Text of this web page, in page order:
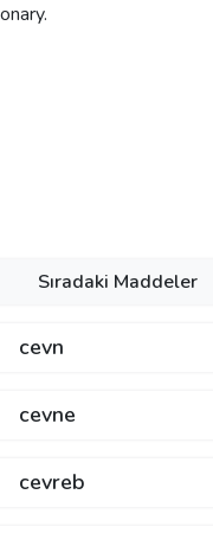
Sıradaki Maddeler
cevn
cevne
cevreb